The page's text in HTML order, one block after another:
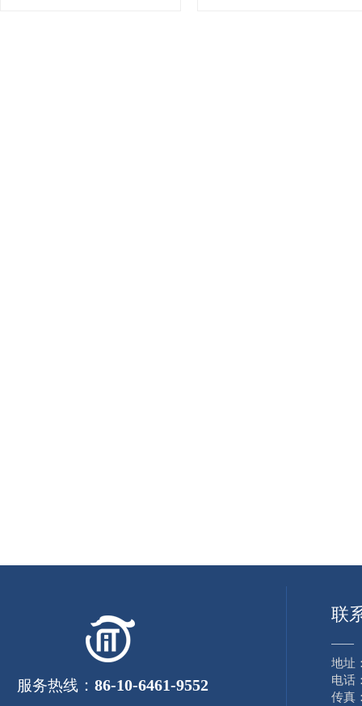
服务热线： 86-10-6461-9552
联
——
地址
电话
传真